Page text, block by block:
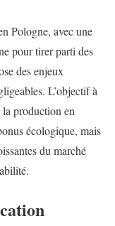
Pologne, avec une
pour tirer parti des
des enjeux
L’objectif à
production en
écologique, mais
du marché